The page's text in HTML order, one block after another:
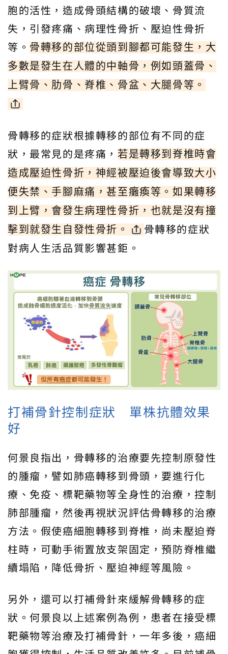
胞的活性，造成骨頭結構的破壞、骨質流
失，引發疼痛、病理性骨折、壓迫性骨折
等。 骨轉移的部位從頭到腳都可能發生，大
多數是發生在人體的中軸骨，例如頭蓋骨、
上臂骨、肋骨、脊椎、骨盆、大腿骨等。
骨轉移的症狀根據轉移的部位有不同的症
狀，最常見的是疼痛，若是轉移到脊椎時會
造成壓迫性骨折，神經被壓迫後會導致大小
便失禁、手腳麻痛，甚至癱瘓等。如果轉移
到上臂，會發生病理性骨折，也就是沒有撞
擊到就發生自發性骨折。
骨轉移的症狀
對病人生活品質影響甚鉅。
打補骨針控制症狀 單株抗體效果
好
何景良指出，骨轉移的治療要先控制原發性
的腫瘤，譬如肺癌轉移到骨頭，要進行化
療、免疫、標靶藥物等全身性的治療，控制
肺部腫瘤，然後再視狀況評估骨轉移的治療
方法。假使癌細胞轉移到脊椎，尚未壓迫脊
柱時，可動手術置放支架固定，預防脊椎繼
續塌陷，降低骨折、壓迫神經等風險。
另外，還可以打補骨針來緩解骨轉移的症
狀。何景良以上述案例為例，患者在接受標
靶藥物等治療及打補骨針，一年多後，癌細